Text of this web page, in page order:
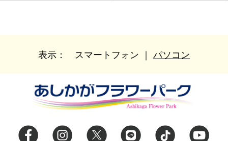
表示： スマートフォン ｜ パソコン